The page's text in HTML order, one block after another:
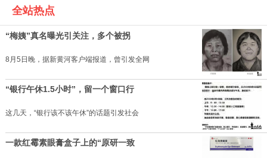
全站热点
“梅姨”真名曝光引关注，多个被拐
8月5日晚，据新黄河客户端报道，曾引发全网
“银行午休1.5小时”，留一个窗口行
这几天，“银行该不该午休”的话题引发社会
一款红霉素眼膏盒子上的“原研一致